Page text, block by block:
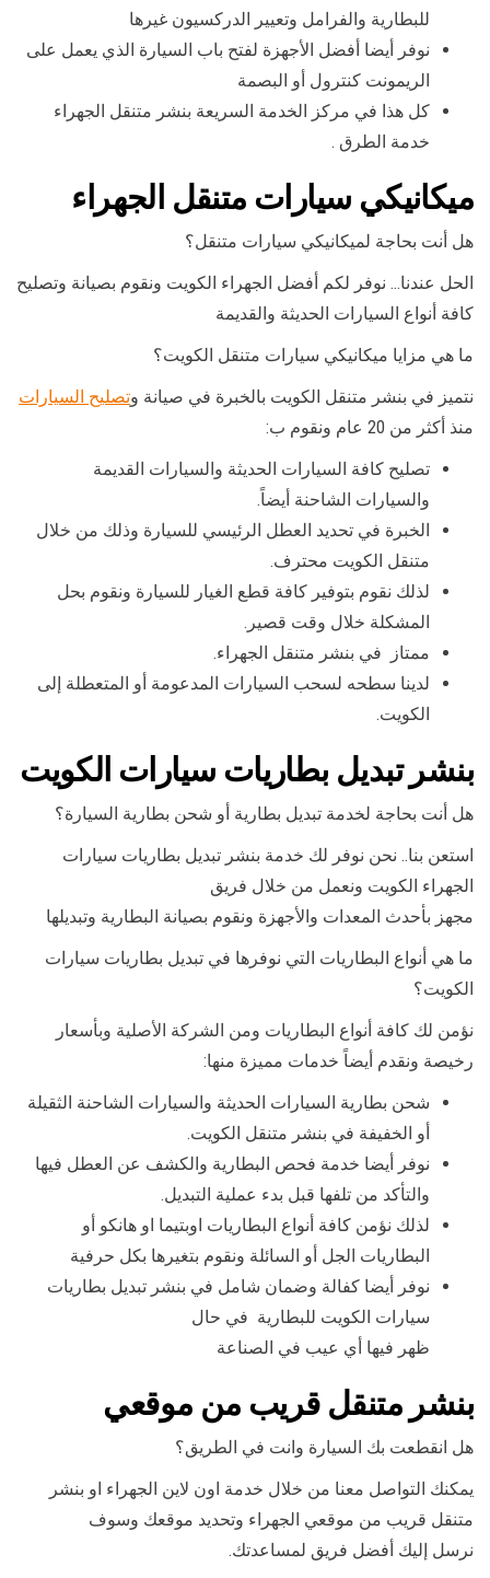
للبطارية والفرامل وتعيير الدركسيون غيرها
نوفر أيضا أفضل الأجهزة لفتح باب السيارة الذي يعمل على
الريمونت كنترول أو البصمة
كل هذا في مركز الخدمة السريعة بنشر متنقل الجهراء
خدمة الطرق .
ميكانيكي سيارات متنقل الجهراء
هل أنت بحاجة لميكانيكي سيارات متنقل؟
الحل عندنا… نوفر لكم أفضل الجهراء الكويت ونقوم بصيانة وتصليح
كافة أنواع السيارات الحديثة والقديمة
ما هي مزايا ميكانيكي سيارات متنقل الكويت؟
نتميز في بنشر متنقل الكويت بالخبرة في صيانة وتصليح السيارات
منذ أكثر من 20 عام ونقوم ب:
تصليح كافة السيارات الحديثة والسيارات القديمة
والسيارات الشاحنة أيضاً.
الخبرة في تحديد العطل الرئيسي للسيارة وذلك من خلال
متنقل الكويت محترف.
لذلك نقوم بتوفير كافة قطع الغيار للسيارة ونقوم بحل
المشكلة خلال وقت قصير.
ممتاز في بنشر متنقل الجهراء.
لدينا سطحه لسحب السيارات المدعومة أو المتعطلة إلى
الكويت.
بنشر تبديل بطاريات سيارات الكويت
هل أنت بحاجة لخدمة تبديل بطارية أو شحن بطارية السيارة؟
استعن بنا.. نحن نوفر لك خدمة بنشر تبديل بطاريات سيارات
الجهراء الكويت ونعمل من خلال فريق
مجهز بأحدث المعدات والأجهزة ونقوم بصيانة البطارية وتبديلها
ما هي أنواع البطاريات التي نوفرها في تبديل بطاريات سيارات
الكويت؟
نؤمن لك كافة أنواع البطاريات ومن الشركة الأصلية وبأسعار
رخيصة ونقدم أيضاً خدمات مميزة منها:
شحن بطارية السيارات الحديثة والسيارات الشاحنة الثقيلة
أو الخفيفة في بنشر متنقل الكويت.
نوفر أيضا خدمة فحص البطارية والكشف عن العطل فيها
والتأكد من تلفها قبل بدء عملية التبديل.
لذلك نؤمن كافة أنواع البطاريات اوبتيما او هانكو أو
البطاريات الجل أو السائلة ونقوم بتغيرها بكل حرفية
نوفر أيضا كفالة وضمان شامل في بنشر تبديل بطاريات
سيارات الكويت للبطارية في حال
ظهر فيها أي عيب في الصناعة
بنشر متنقل قريب من موقعي
هل انقطعت بك السيارة وانت في الطريق؟
يمكنك التواصل معنا من خلال خدمة اون لاين الجهراء او بنشر
متنقل قريب من موقعي الجهراء وتحديد موقعك وسوف
نرسل إليك أفضل فريق لمساعدتك.